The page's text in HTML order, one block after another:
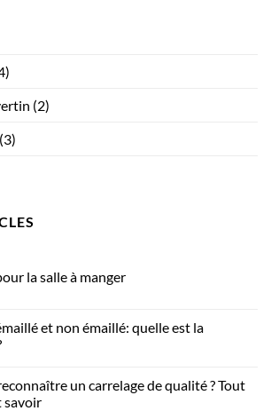
(2)
(3)
la salle à manger
et non émaillé: quelle est la
un carrelage de qualité ? Tout
savoir